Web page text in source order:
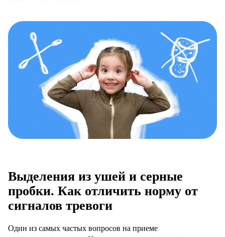
Выделения из ушей и серные
пробки. Как отличить норму от
сигналов тревоги
Один из самых частых вопросов на приеме